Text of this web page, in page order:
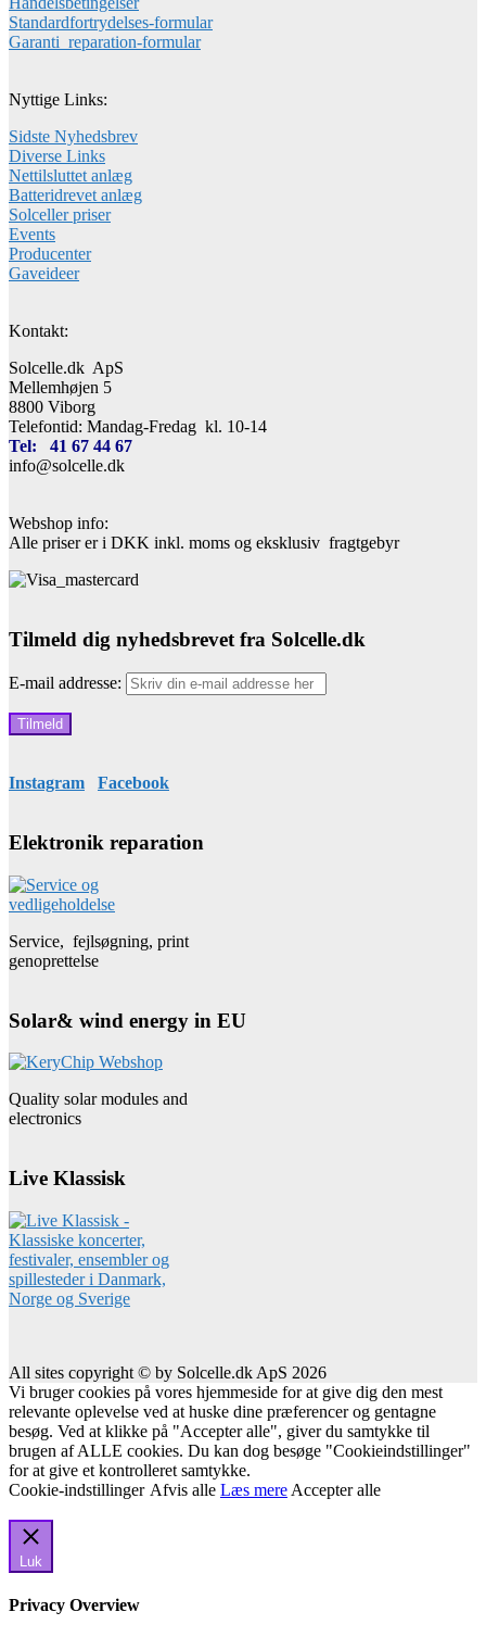
Standardfortrydelses-formular
Garanti_reparation-formular
Nyttige Links:
Sidste Nyhedsbrev
Diverse Links
Nettilsluttet anlæg
Batteridrevet anlæg
Solceller priser
Events
Producenter
Gaveideer
Kontakt:
Solcelle.dk ApS
Mellemhøjen 5
8800 Viborg
Telefontid: Mandag-Fredag kl. 10-14
Tel: 41 67 44 67
info@solcelle.dk
Webshop info:
Alle priser er i DKK inkl. moms og eksklusiv fragtgebyr
Tilmeld dig nyhedsbrevet fra Solcelle.dk
E-mail addresse:
Instagram Facebook
Elektronik reparation
Service, fejlsøgning, print
genoprettelse
Solar& wind energy in EU
Quality solar modules and
electronics
Live Klassisk
All sites copyright © by Solcelle.dk ApS 2026
Vi bruger cookies på vores hjemmeside for at give dig den mest
relevante oplevelse ved at huske dine præferencer og gentagne
besøg. Ved at klikke på "Accepter alle", giver du samtykke til
brugen af ALLE cookies. Du kan dog besøge "Cookieindstillinger"
for at give et kontrolleret samtykke.
Cookie-indstillinger Afvis alle Læs mere Accepter alle
Luk
Privacy Overview